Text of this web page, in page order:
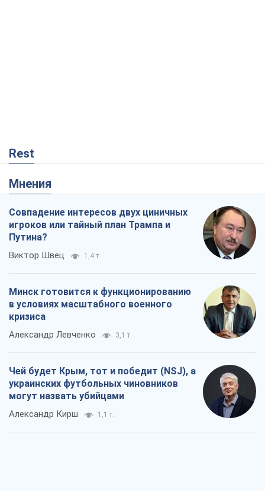
Rest
Мнения
Совпадение интересов двух циничных
игроков или тайный план Трампа и
Путина?
Виктор Швец 1,4 т.
Минск готовится к функционированию
в условиях масштабного военного
кризиса
Александр Левченко 3,1 т.
Чей будет Крым, тот и победит (NSJ), а
украинских футбольных чиновников
могут назвать убийцами
Александр Кирш 1,1 т.